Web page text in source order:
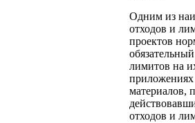
Одним из
отходов и
проектов
лимитов на
материалов,
отходов и